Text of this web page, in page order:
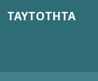
ΤΑΥΤΟΤΗΤΑ